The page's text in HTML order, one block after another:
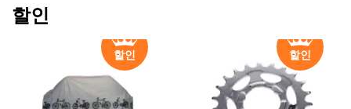
할인
할인 할인